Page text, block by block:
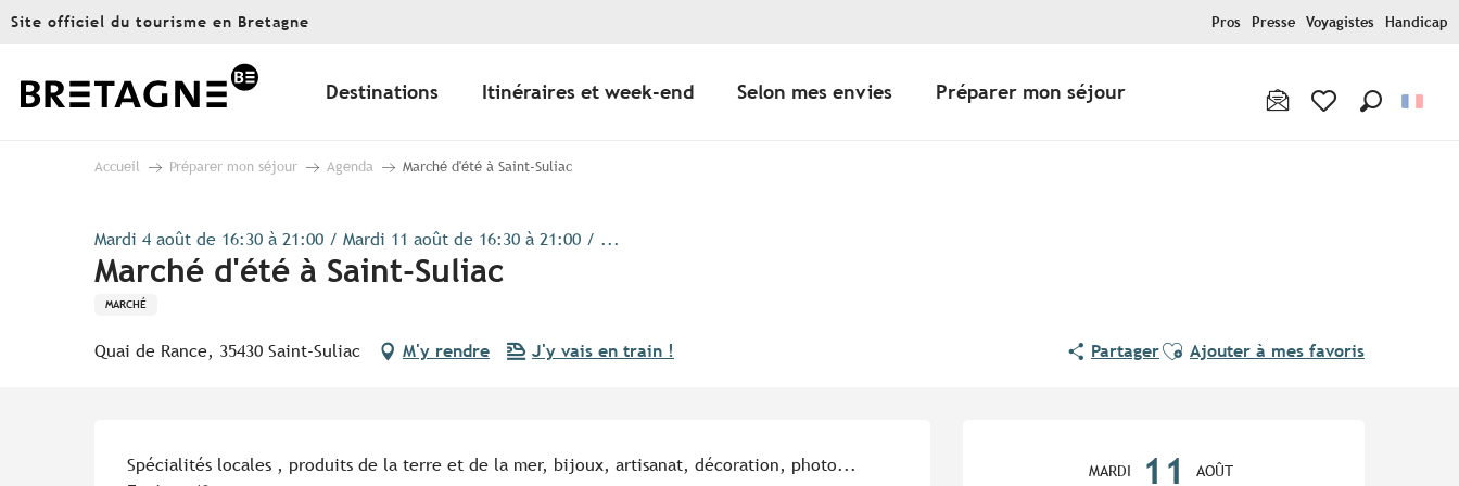
Aller
principal
Site officiel du tourisme en Bretagne Pros Presse Voyagistes Handicap
Destinations Itinéraires et week-end Selon mes envies Préparer mon séjour
Accueil Préparer mon séjour Agenda Marché d'été à Saint-Suliac
Mardi 4 août de 16:30 à 21:00 / Mardi 11 août de 16:30 à 21:00 / ...
Marché d'été à Saint-Suliac
MARCHÉ
Quai de Rance, 35430 Saint-Suliac M'y rendre J'y vais en train ! PartagerAjouter aux favoris
Ajouter à mes favoris
MARDI 11 AOÛT
Spécialités locales , produits de la terre et de la mer, bijoux, artisanat, décoration, photo...